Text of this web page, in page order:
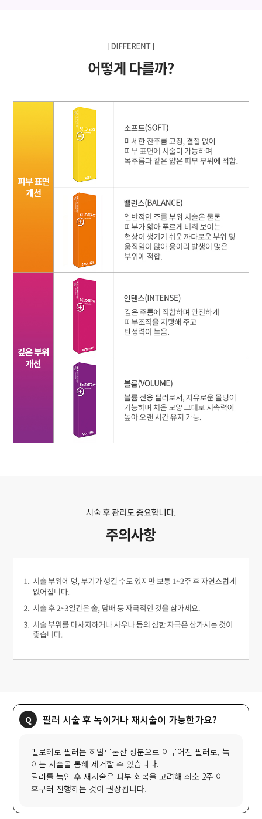
필러 시술 후 녹이거나 재시술이 가능한가요?
벨로테로 필러는 히알루론산 성분으로 이루어진 필러로, 녹
이는 시술을 통해 제거할 수 있습니다.
필러를 녹인 후 재시술은 피부 회복을 고려해 최소 2주 이
후부터 진행하는 것이 권장됩니다.